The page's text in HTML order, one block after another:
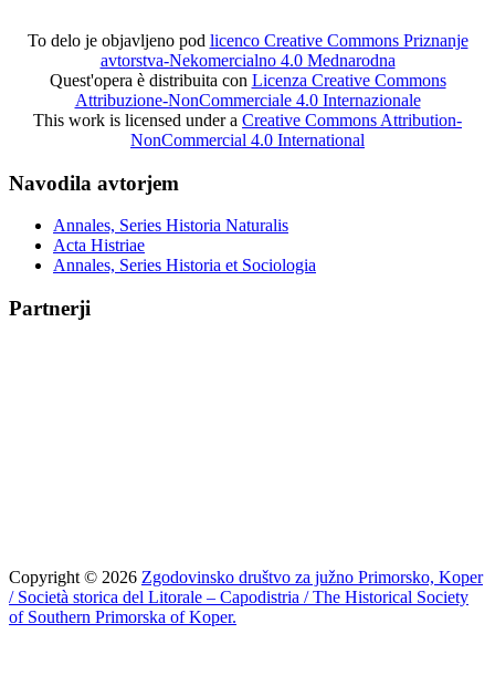
To delo je objavljeno pod licenco Creative Commons Priznanje
avtorstva-Nekomercialno 4.0 Mednarodna
Quest'opera è distribuita con Licenza Creative Commons
Attribuzione-NonCommerciale 4.0 Internazionale
This work is licensed under a Creative Commons Attribution-
NonCommercial 4.0 International
Navodila avtorjem
Annales, Series Historia Naturalis
Acta Histriae
Annales, Series Historia et Sociologia
Partnerji
Copyright © 2026 Zgodovinsko društvo za južno Primorsko, Koper
/ Società storica del Litorale – Capodistria / The Historical Society
of Southern Primorska of Koper.